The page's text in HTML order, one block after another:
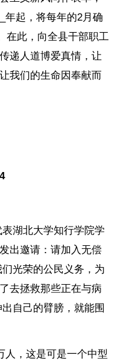
年起，将每年的2月确
在此，向全县干部职工
递人道博爱真情，让
我们的生命因奉献而
湖北大学知行学院学
出邀请：请加入无偿
光荣的公民义务，为
去拯救那些正在与病
自己的臂膀，就能围
人，这是可是一个中型